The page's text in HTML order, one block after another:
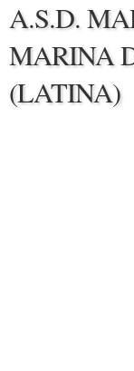
A.S.D.
MARINA
(LATINA)